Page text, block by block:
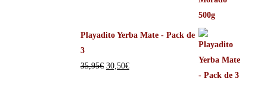
Playadito Yerba Mate - Pack de
3
35,95€ 30,50€